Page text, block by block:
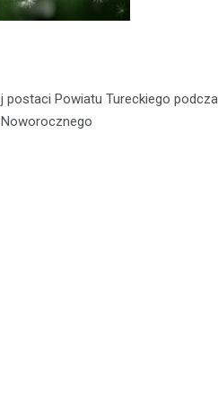
postaci Powiatu Tureckiego